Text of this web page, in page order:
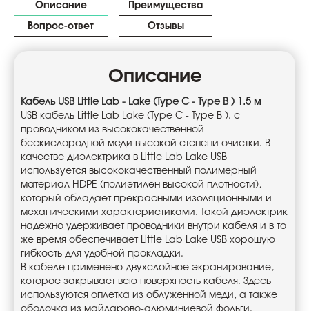
Описание Преимущества
Вопрос-ответ Отзывы
Описание
Кабель USB Little Lab - Lake (Type C - Type B ) 1.5 м
USB кабель Little Lab Lake (Type C - Type B ). с
проводником из высококачественной
бескислородной меди высокой степени очистки. В
качестве диэлектрика в Little Lab Lake USB
используется высококачественный полимерный
материал HDPE (полиэтилен высокой плотности),
который обладает прекрасными изоляционными и
механическими характеристиками. Такой диэлектрик
надежно удерживает проводники внутри кабеля и в то
же время обеспечивает Little Lab Lake USB хорошую
гибкость для удобной прокладки.
В кабеле применено двухслойное экранирование,
которое закрывает всю поверхность кабеля. Здесь
используются оплетка из облуженной меди, а также